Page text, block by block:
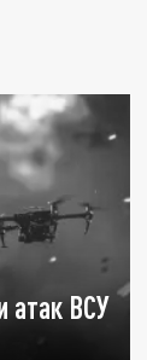
атак ВСУ